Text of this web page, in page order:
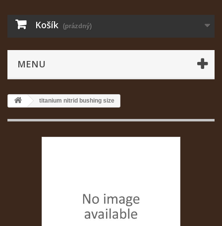
Košík (prázdný)
MENU
titanium nitrid bushing size